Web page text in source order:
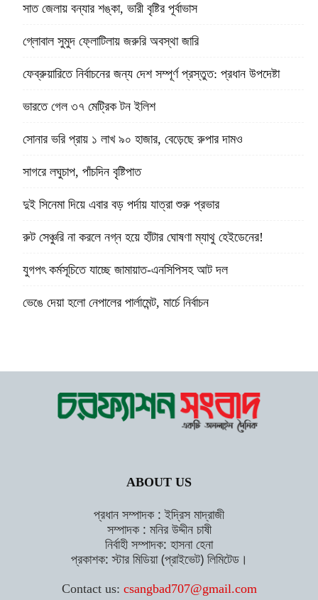
সাত জেলায় বন্যার শঙ্কা, ভারী বৃষ্টির পূর্বাভাস
গ্লোবাল সুমুদ ফ্লোটিলায় জরুরি অবস্থা জারি
ফেব্রুয়ারিতে নির্বাচনের জন্য দেশ সম্পূর্ণ প্রস্তুত: প্রধান উপদেষ্টা
ভারতে গেল ৩৭ মেট্রিক টন ইলিশ
সোনার ভরি প্রায় ১ লাখ ৯০ হাজার, বেড়েছে রুপার দামও
সাগরে লঘুচাপ, পাঁচদিন বৃষ্টিপাত
দুই সিনেমা দিয়ে এবার বড় পর্দায় যাত্রা শুরু প্রভার
রুট সেঞ্চুরি না করলে নগ্ন হয়ে হাঁটার ঘোষণা ম্যাথু হেইডেনের!
যুগপৎ কর্মসূচিতে যাচ্ছে জামায়াত-এনসিপিসহ আট দল
ভেঙে দেয়া হলো নেপালের পার্লামেন্ট, মার্চে নির্বাচন
ABOUT US
প্রধান সম্পাদক : ইদ্রিস মাদ্রাজী
সম্পাদক : মনির উদ্দীন চাষী
নির্বাহী সম্পাদক: হাসনা হেনা
প্রকাশক: স্টার মিডিয়া (প্রাইভেট) লিমিটেড।
Contact us: csangbad707@gmail.com